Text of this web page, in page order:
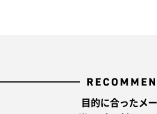
目的に合ったメ